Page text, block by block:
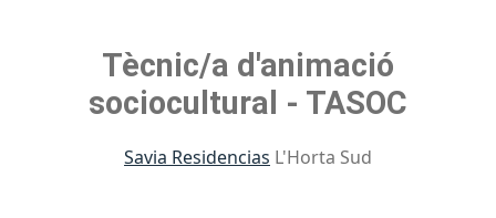
Tècnic/a d'animació
sociocultural - TASOC
Savia Residencias L'Horta Sud